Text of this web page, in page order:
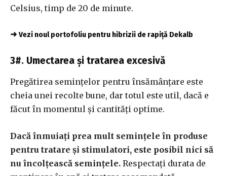
Celsius, timp de 20 de minute.
➜ Vezi noul portofoliu pentru hibrizii de rapiță Dekalb
3#. Umectarea și tratarea excesivă
Pregătirea semințelor pentru însămânțare este
cheia unei recolte bune, dar totul este util, dacă e
făcut în momentul și cantități optime.
Dacă înmuiați prea mult semințele în produse
pentru tratare și stimulatori, este posibil nici să
nu încolțească semințele. Respectați durata de